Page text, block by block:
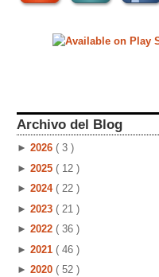
Archivo del Blog
► 2026 ( 3 )
► 2025 ( 12 )
► 2024 ( 22 )
► 2023 ( 21 )
► 2022 ( 36 )
► 2021 ( 46 )
► 2020 ( 52 )